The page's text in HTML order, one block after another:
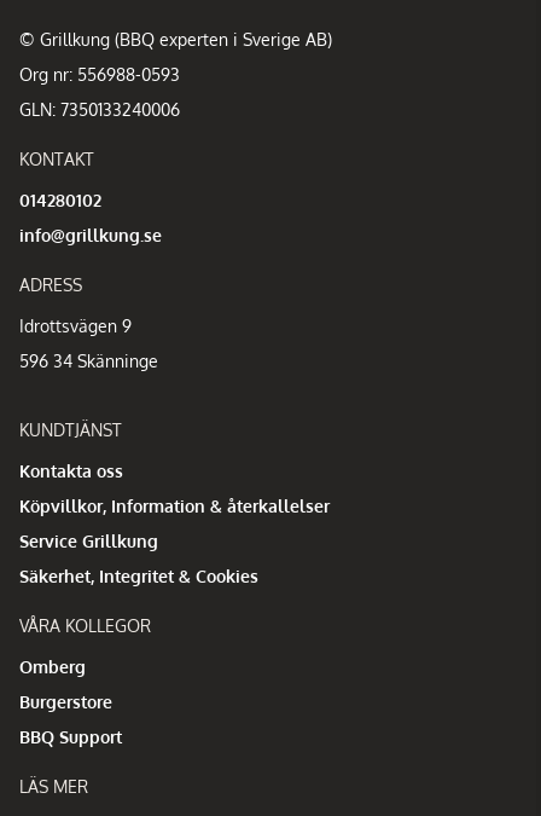
© Grillkung (BBQ experten i Sverige AB)
Org nr: 556988-0593
GLN: 7350133240006
KONTAKT
014280102
info@grillkung.se
ADRESS
Idrottsvägen 9
596 34 Skänninge
KUNDTJÄNST
Kontakta oss
Köpvillkor, Information & återkallelser
Service Grillkung
Säkerhet, Integritet & Cookies
VÅRA KOLLEGOR
Omberg
Burgerstore
BBQ Support
LÄS MER